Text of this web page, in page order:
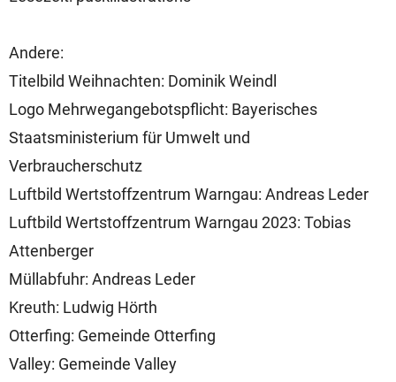
Andere:
Titelbild Weihnachten: Dominik Weindl
Logo Mehrwegangebotspflicht: Bayerisches
Staatsministerium für Umwelt und
Verbraucherschutz
Luftbild Wertstoffzentrum Warngau: Andreas Leder
Luftbild Wertstoffzentrum Warngau 2023: Tobias
Attenberger
Müllabfuhr: Andreas Leder
Kreuth: Ludwig Hörth
Otterfing: Gemeinde Otterfing
Valley: Gemeinde Valley